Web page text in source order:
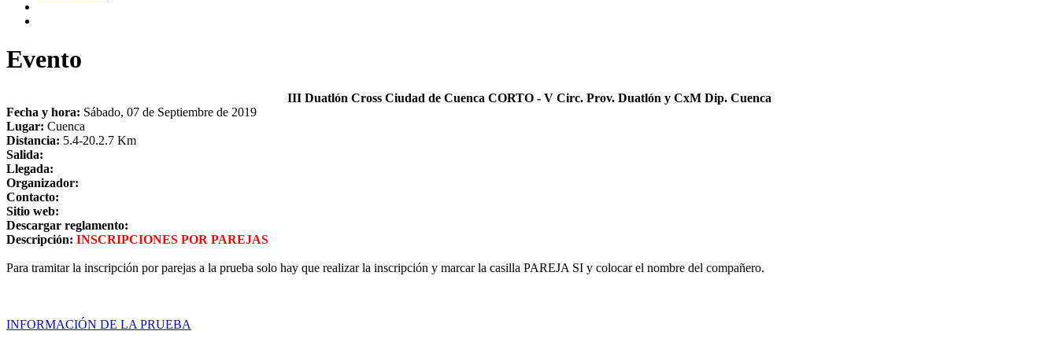
Evento
III Duatlón Cross Ciudad de Cuenca CORTO - V Circ. Prov. Duatlón y CxM Dip. Cuenca
Fecha y hora: Sábado, 07 de Septiembre de 2019
Lugar: Cuenca
Distancia: 5.4-20.2.7 Km
Salida:
Llegada:
Organizador:
Contacto:
Sitio web:
Descargar reglamento:
Descripción: INSCRIPCIONES POR PAREJAS
Para tramitar la inscripción por parejas a la prueba solo hay que realizar la inscripción y marcar la casilla PAREJA SI y colocar el nombre del compañero.
INFORMACIÓN DE LA PRUEBA